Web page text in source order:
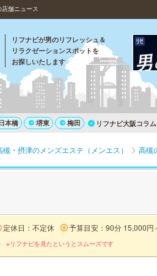
舗ニュース
リフナビが男のリフレッシュ＆
リラクゼーションスポットを
お探しいたします
本橋 堺東 梅田 リフナビ大阪コラム
槻・摂津のメンズエステ（メンエス） 高槻
定休日：不定休
予算目安：90分 15,000円
※リフナビを見たというとスムーズです